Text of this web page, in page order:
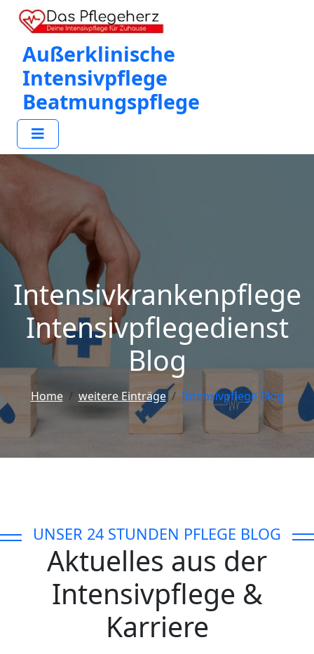
Außerklinische
Intensivpflege
Beatmungspflege
Intensivkrankenpflege
Intensivpflegedienst
Blog
Home weitere Einträge Intensivpflege Blog
UNSER 24 STUNDEN PFLEGE BLOG
Aktuelles aus der
Intensivpflege &
Karriere